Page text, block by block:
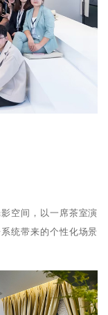
空间，以一席茶室演
统带来的个性化场景